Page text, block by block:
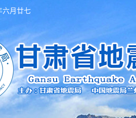
六月廿七